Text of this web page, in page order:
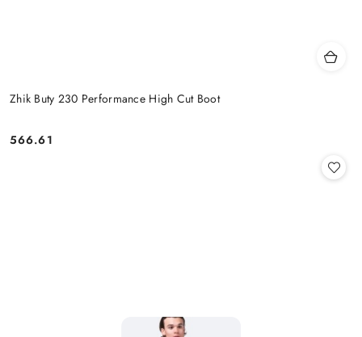
Zhik Buty 230 Performance High Cut Boot
Cena:
566.61